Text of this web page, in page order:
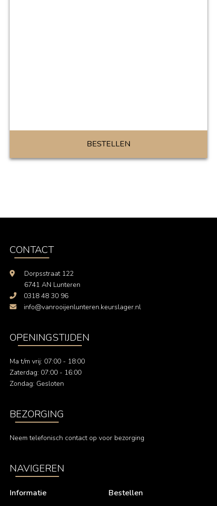
BESTELLEN
CONTACT
Dorpsstraat 122
6741 AN Lunteren
0318 48 30 96
info@vanrooijenlunteren.keurslager.nl
OPENINGSTIJDEN
Ma t/m vrij: 07:00 - 18:00
Zaterdag: 07:00 - 16:00
Zondag: Gesloten
BEZORGING
Neem telefonisch contact op voor bezorging
NAVIGEREN
Informatie Bestellen